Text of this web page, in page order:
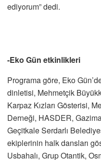
ediyorum” dedi.
-Eko Gün etkinlikleri
Programa göre, Eko
dinletisi, Mehmetçik
Karpaz Kızları Gösterisi,
Derneği, HASDER,
Geçitkale Serdarlı
ekiplerinin halk dansları
Usbahalı, Grup Otantik,